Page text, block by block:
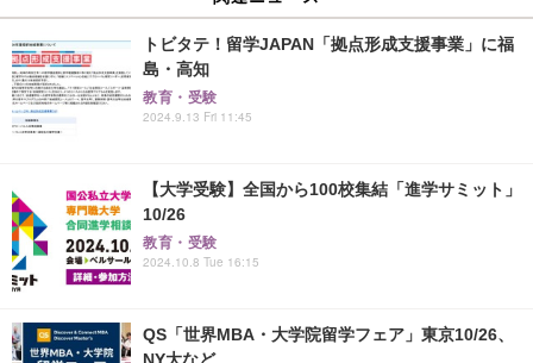
トビタテ！留学JAPAN「拠点形成支援事業」に福
島・高知
教育・受験
2024.9.13 Fri 11:45
【大学受験】全国から100校集結「進学サミット」
10/26
教育・受験
2024.10.8 Tue 16:15
QS「世界MBA・大学院留学フェア」東京10/26、
NY大など